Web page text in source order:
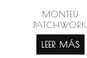
MONTEU
PATCHWORK
LEER MÁS